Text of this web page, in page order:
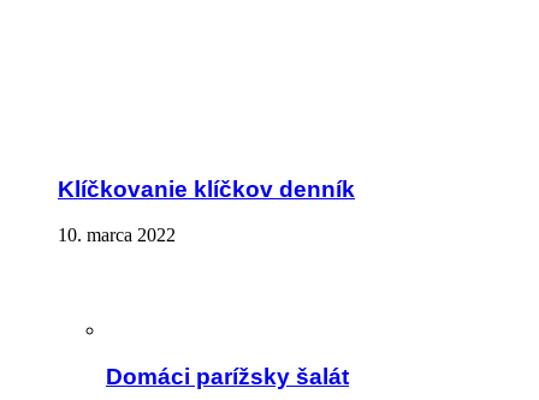
Klíčkovanie klíčkov denník
10. marca 2022
Domáci parížsky šalát